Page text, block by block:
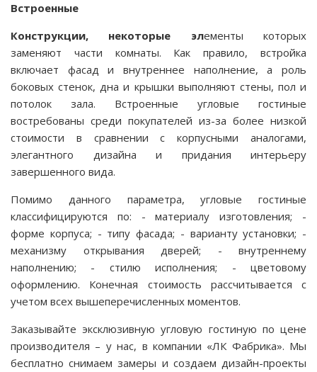
Встроенные
Конструкции, некоторые элементы которых
заменяют части комнаты. Как правило, встройка
включает фасад и внутреннее наполнение, а роль
боковых стенок, дна и крышки выполняют стены, пол и
потолок зала. Встроенные угловые гостиные
востребованы среди покупателей из-за более низкой
стоимости в сравнении с корпусными аналогами,
элегантного дизайна и придания интерьеру
завершенного вида.
Помимо данного параметра, угловые гостиные
классифицируются по: - материалу изготовления; -
форме корпуса; - типу фасада; - варианту установки; -
механизму открывания дверей; - внутреннему
наполнению; - стилю исполнения; - цветовому
оформлению. Конечная стоимость рассчитывается с
учетом всех вышеперечисленных моментов.
Заказывайте эксклюзивную угловую гостиную по цене
производителя – у нас, в компании «ЛК Фабрика». Мы
бесплатно снимаем замеры и создаем дизайн-проекты